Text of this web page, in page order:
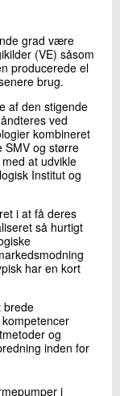
grad være
(VE) såsom
producerede el
brug.
af den stigende
ved
kombineret
SMV og større
at udvikle
Institut og
i at få deres
så hurtigt
har en kort
brede
og
inden for
i